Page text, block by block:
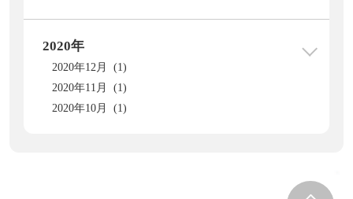
2020年
2020年12月 (1)
2020年11月 (1)
2020年10月 (1)